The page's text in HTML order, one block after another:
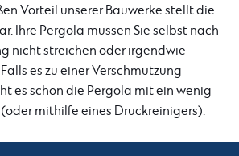
Vorteil unserer Bauwerke stellt die
Ihre Pergola müssen Sie selbst nach
nicht streichen oder irgendwie
es zu einer Verschmutzung
es schon die Pergola mit ein wenig
mithilfe eines Druckreinigers).